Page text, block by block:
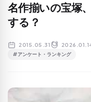
名作揃いの宝塚
する？
2015.05.31
#アンケート・ランキング